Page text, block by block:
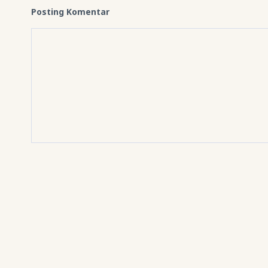
Posting Komentar